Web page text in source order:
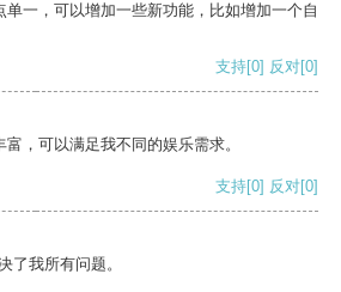
一，可以增加一些新功能，比如增加一个自
支持[0] 反对[0]
，可以满足我不同的娱乐需求。
支持[0] 反对[0]
了我所有问题。